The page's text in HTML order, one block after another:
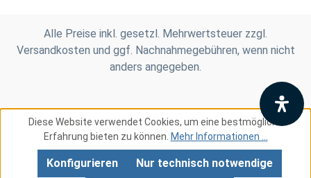
Alle Preise inkl. gesetzl. Mehrwertsteuer zzgl.
Versandkosten und ggf. Nachnahmegebühren, wenn nicht
anders angegeben.
Diese Website verwendet Cookies, um eine bestmögliche
Erfahrung bieten zu können. Mehr Informationen ...
Nur technisch notwendige
Konfigurieren